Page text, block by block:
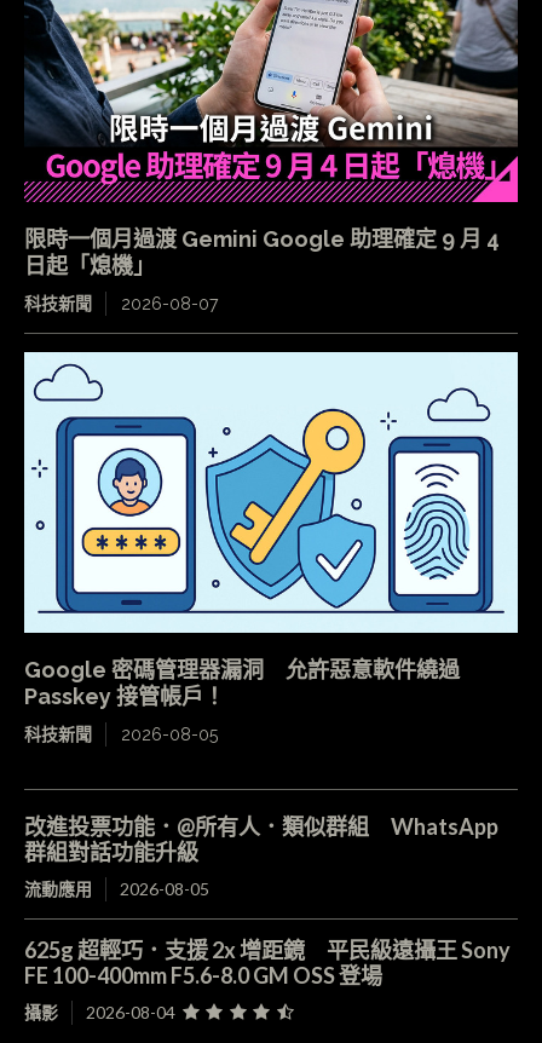
限時一個月過渡 Gemini Google 助理確定 9 月 4
日起「熄機」
科技新聞 2026-08-07
Google 密碼管理器漏洞 允許惡意軟件繞過
Passkey 接管帳戶！
科技新聞 2026-08-05
改進投票功能．@所有人．類似群組 WhatsApp
群組對話功能升級
流動應用 2026-08-05
625g 超輕巧．支援 2x 增距鏡 平民級遠攝王 Sony
FE 100-400mm F5.6-8.0 GM OSS 登場
攝影 2026-08-04